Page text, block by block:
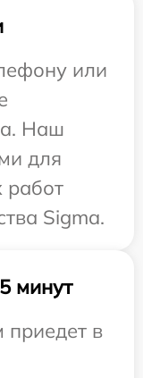
или
Наш
для
работ
Sigma.
минут
в